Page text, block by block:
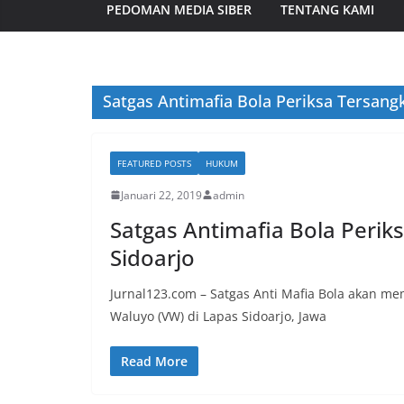
PEDOMAN MEDIA SIBER TENTANG KAMI
Satgas Antimafia Bola Periksa
FEATURED POSTS HUKUM
Januari 22, 2019 admin
Satgas Antimafia Bola
Sidoarjo
Jurnal123.com – Satgas Anti Mafia Bola akan
Waluyo (VW) di Lapas Sidoarjo, Jawa
Read More